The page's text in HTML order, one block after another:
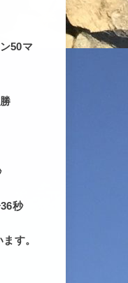
50マ
秒
す。